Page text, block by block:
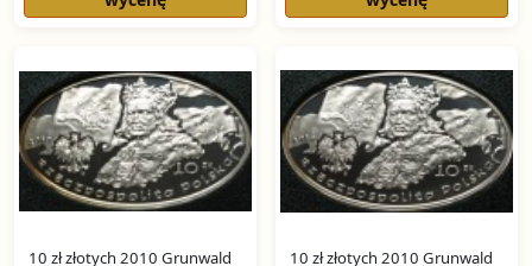
10 zł złotych 2010 Grunwald
10 zł złotych 2010 Grunwald